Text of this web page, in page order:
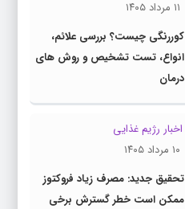
۱۱ مرداد ۱۴۰۵
کوررنگی چیست؟ بررسی علائم،
انواع، تست تشخیص و روش های
درمان
اخبار رژیم غذایی
۱۰ مرداد ۱۴۰۵
تحقیق جدید: مصرف زیاد فروکتوز
ممکن است خطر گسترش برخی